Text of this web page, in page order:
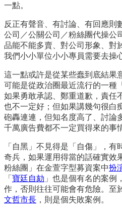
一點。
反正有聲音、有討論、有回應則
公司／公關公司／粉絲團代操公
品能不能多賣、對公司形象、對
我們小小單位小小專員需要去操
這一點或許是從某些蠢到底結果
可能是從政治圈最近流行的一種
如果勇敢承認、鄭重道歉，責任
也不一定好；但如果講幾句很白
砲轟連連，但知名度高了、討論
千萬廣告費都不一定買得來的事
「自黑」不見得是「自傷」，
奇兵，如果運用得當的話確實效
粉絲團」在金萱字型募資案中扮
「 寶廷自劾 」也是個有名的案例
作，否則往往可能會有危險。至
文哲市長 ，則是個失敗案例。